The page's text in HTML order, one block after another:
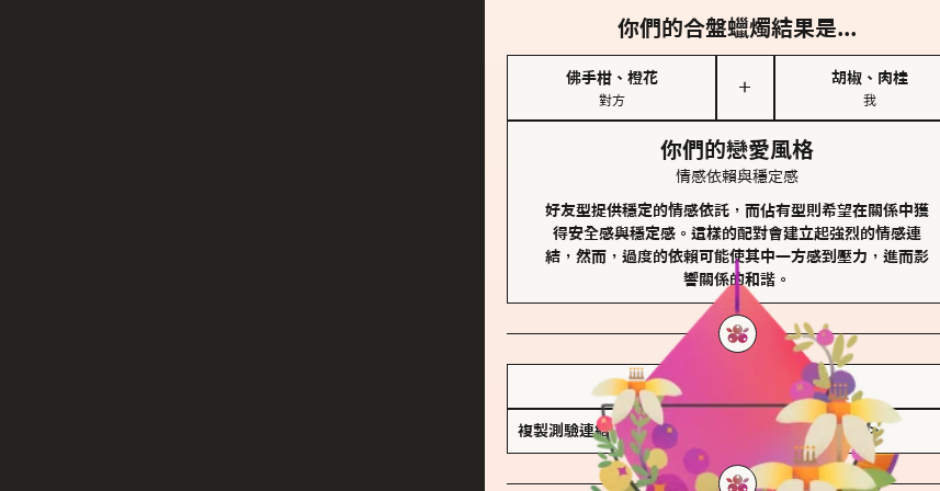
你們的合盤蠟燭結果是...
佛手柑、橙花
對方
＋
胡椒、肉桂
我
你們的戀愛風格
情感依賴與穩定感
好友型提供穩定的情感依託，而佔有型則希望在關係中獲
得安全感與穩定感。這樣的配對會建立起強烈的情感連
結，然而，過度的依賴可能使其中一方感到壓力，進而影
響關係的和諧。
儲存我的結果圖
複製測驗連結 查看香氛類型全解析 >>>